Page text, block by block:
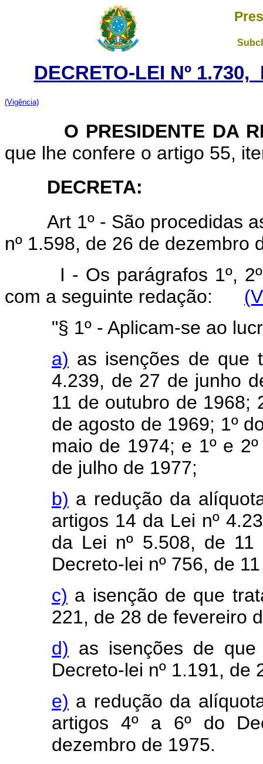
DECRETO-LEI Nº
(Vigência)
O PRESIDENTE DA
que lhe confere o artigo 55,
DECRETA:
Art 1º - São procedidas
nº 1.598, de 26 de dezembro
I - Os parágrafos 1º,
com a seguinte redação:
"§ 1º - Aplicam-se ao
a) as isenções de que
4.239, de 27 de junho
11 de outubro de 1968;
de agosto de 1969; 1º
maio de 1974; e 1º e
de julho de 1977;
b) a redução da
artigos 14 da Lei nº
da Lei nº 5.508, de
Decreto-lei nº 756, de
c) a isenção de que
221, de 28 de fevereiro
d) as isenções de
Decreto-lei nº 1.191, de
e) a redução da
artigos 4º a 6º do
dezembro de 1975.